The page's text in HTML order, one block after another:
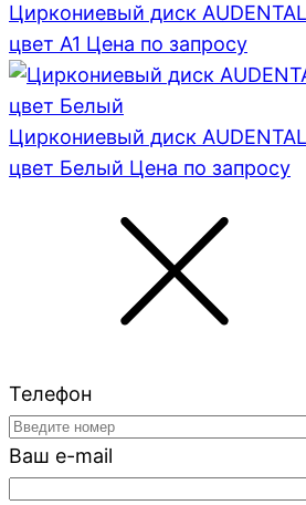
Циркониевый диск
цвет A1 Цена по запросу
Циркониевый диск
цвет Белый Цена по запросу
Телефон
Ваш e-mail